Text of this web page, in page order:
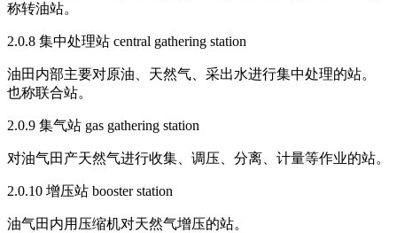
称转油站。
2.0.8 集中处理站 central gathering station
油田内部主要对原油、天然气、采出水进行集中处理的站。
也称联合站。
2.0.9 集气站 gas gathering station
对油气田产天然气进行收集、调压、分离、计量等作业的站。
2.0.10 增压站 booster station
油气田内用压缩机对天然气增压的站。